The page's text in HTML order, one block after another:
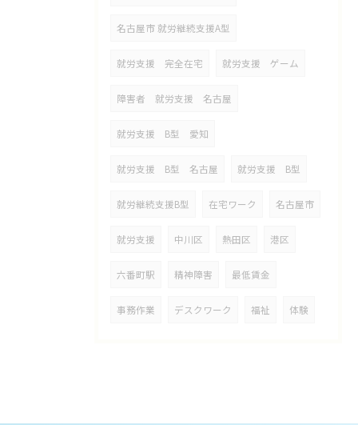
名古屋市 就労継続支援A型
就労支援 完全在宅 就労支援 ゲーム
障害者 就労支援 名古屋
就労支援 B型 愛知
就労支援 B型 名古屋 就労支援 B型
就労継続支援B型 在宅ワーク 名古屋市
就労支援 中川区 熱田区 港区
六番町駅 精神障害 最低賃金
事務作業 デスクワーク 福祉 体験